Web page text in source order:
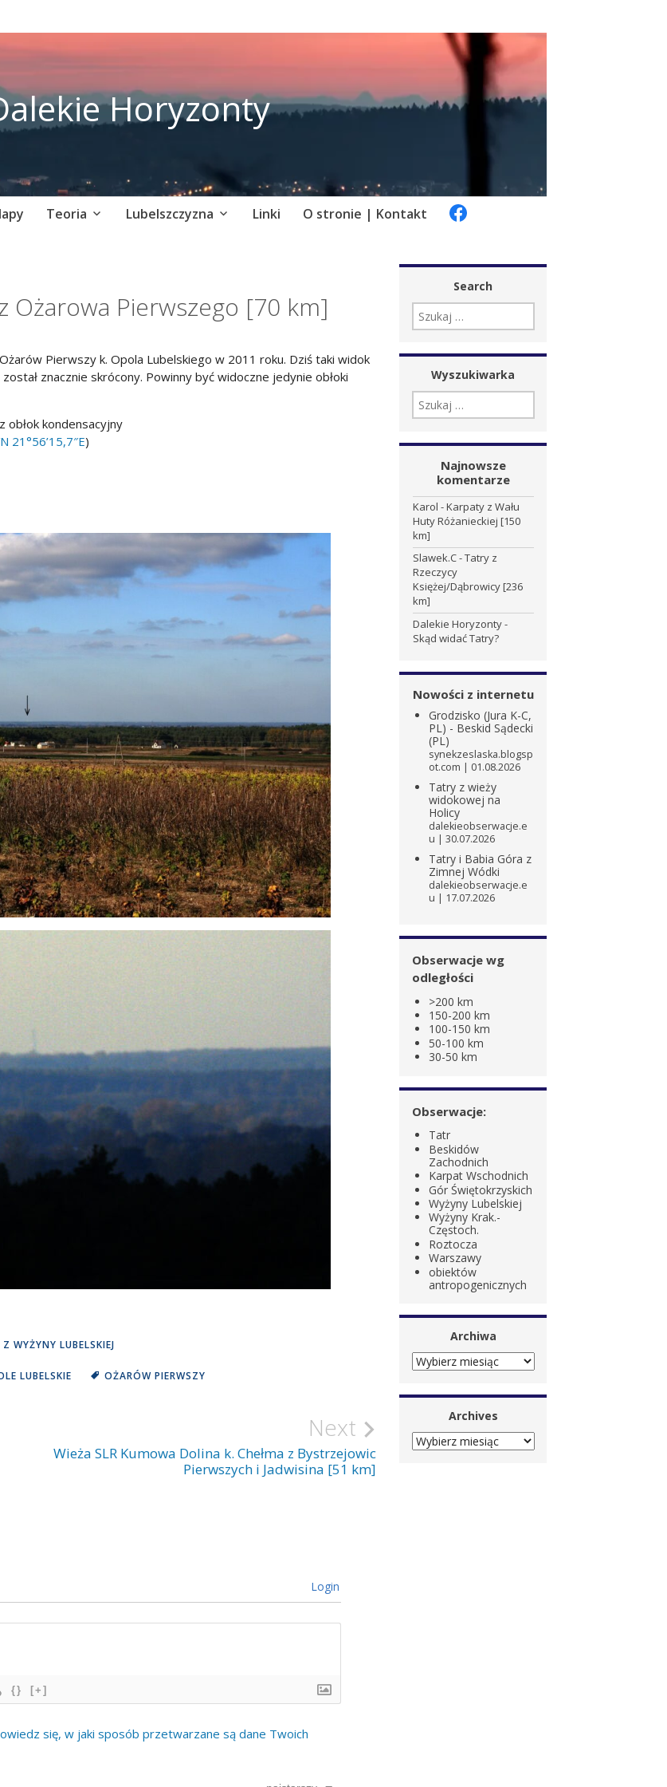
Horyzonty
Teoria Lubelszczyzna Linki O stronie | Kontakt
Ożarowa Pierwszego [70 km]
Pierwszy k. Opola Lubelskiego w 2011 roku. Dziś taki widok
znacznie skrócony. Powinny być widoczne jedynie obłoki
kondensacyjny
21°56’15,7″E)
Z WYŻYNY LUBELSKIEJ
LUBELSKIE OŻARÓW PIERWSZY
Next
Wieża SLR Kumowa Dolina k. Chełma z Bystrzejowic
Pierwszych i Jadwisina [51 km]
Login
{} [+]
się, w jaki sposób przetwarzane są dane Twoich
Search
SZUKAJ:
Wyszukiwarka
SZUKAJ:
Najnowsze
komentarze
Karol -Karpaty z Wału
Huty Różanieckiej [150
km]
Slawek.C-Tatry z
Rzeczycy
Księżej/Dąbrowicy [236
km]
Dalekie Horyzonty-
Skąd widać Tatry?
Nowości z internetu
Grodzisko (Jura K-C,
PL) - Beskid Sądecki
(PL)
synekzeslaska.blogsp
ot.com
01.08.2026
Tatry z wieży
widokowej na
Holicy
dalekieobserwacje.e
u
30.07.2026
Tatry i Babia Góra z
Zimnej Wódki
dalekieobserwacje.e
u
17.07.2026
Obserwacje wg
odległości
>200 km
150-200 km
100-150 km
50-100 km
30-50 km
Obserwacje:
Tatr
Beskidów
Zachodnich
Karpat Wschodnich
Gór Świętokrzyskich
Wyżyny Lubelskiej
Wyżyny Krak.-
Częstoch.
Roztocza
Warszawy
obiektów
antropogenicznych
Archiwa
ARCHIWA
Archives
ARCHIVES